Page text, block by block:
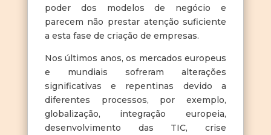
poder dos modelos de negócio e
parecem não prestar atenção suficiente
a esta fase de criação de empresas.
Nos últimos anos, os mercados europeus
e mundiais sofreram alterações
significativas e repentinas devido a
diferentes processos, por exemplo,
globalização, integração europeia,
desenvolvimento das TIC, crise